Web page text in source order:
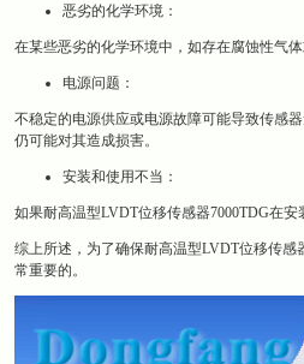
恶劣的化学环境：
在某些恶劣的化学环境中，如存在腐蚀性气
电源问题：
不稳定的电源供应或电源故障可能导致传感
仍可能对其造成损害。
安装和使用不当：
如果耐高温型LVDT位移传感器7000TDG在
综上所述，为了确保耐高温型LVDT位移传
常重要的。